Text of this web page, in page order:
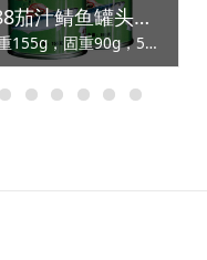
588茄汁鲭鱼罐头（155g）
净重155g，固重90g，50罐/箱